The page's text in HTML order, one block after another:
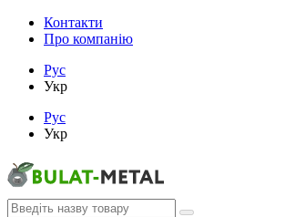
Контакти
Про компанію
Рус
Укр
Рус
Укр